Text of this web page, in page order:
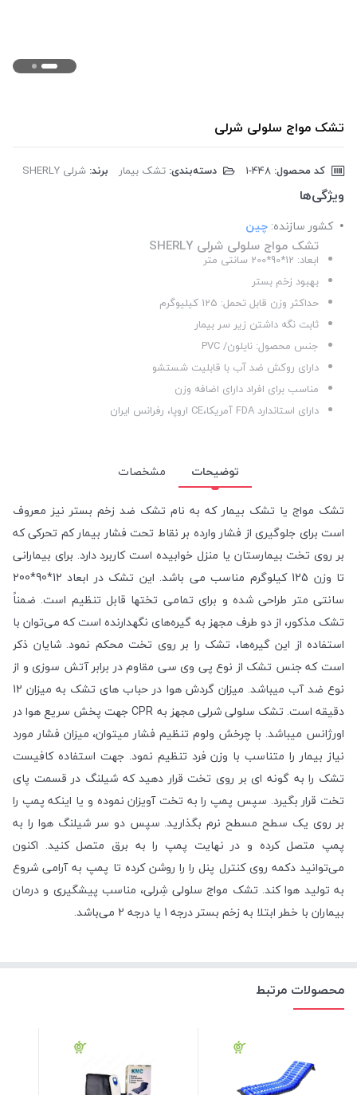
تشک مواج سلولی شرلی
کد محصول: دسته‌بندی: تشک بیمار برند: شرلی SHERLY
ویژگی‌ها
کشور سازنده: چین
تشک مواج سلولی شرلی SHERLY
ابعاد: 12*90*200 سانتی متر
بهبود زخم بستر
حداکثر وزن قابل تحمل: 125 کیلیوگرم
ثابت نگه داشتن زیر سر بیمار
جنس محصول: نایلون/ PVC
دارای روکش ضد آب با قابلیت شستشو
مناسب برای افراد دارای اضافه وزن
دارای استاندارد FDA آمریکا،CE اروپا، رفرانس ایران
توضیحات
مشخصات
تشک مواج یا تشک بیمار که به نام تشک ضد زخم بستر نیز معروف
است برای جلوگیری از فشار وارده بر نقاط تحت فشار بیمار کم تحرکی که
بر روی تخت بیمارستان یا منزل خوابیده است کاربرد دارد. برای بیمارانی
تا وزن 125 کیلوگرم مناسب می باشد. این تشک در ابعاد 12*90*200
سانتی متر طراحی شده و برای تمامی تختها قابل تنظیم است. ضمناً
تشک مذکور، از دو طرف مجهز به گیره‌های نگهدارنده است که می‌توان با
استفاده از این گیره‌ها، تشک را بر روی تخت محکم نمود. شایان ذکر
است که جنس تشک از نوع پی وی سی مقاوم در برابر آتش سوزی و از
نوع ضد آب میباشد. میزان گردش هوا در حباب های تشک به میزان 12
دقیقه است. تشک سلولی شرلی مجهز به CPR جهت پخش سریع هوا در
اورژانس میباشد. با چرخش ولوم تنظیم فشار میتوان، میزان فشار مورد
نیاز بیمار را متناسب با وزن فرد تنظیم نمود. جهت استفاده کافیست
تشک را به گونه ای بر روی تخت قرار دهید که شیلنگ در قسمت پای
تخت قرار بگیرد. سپس پمپ را به تخت آویزان نموده و یا اینکه پمپ را
بر روی یک سطح مسطح نرم بگذارید. سپس دو سر شیلنگ هوا را به
پمپ متصل کرده و در نهایت پمپ را به برق متصل کنید. اکنون
می‌توانید دکمه روی کنترل پنل را را روشن کرده تا پمپ به آرامی شروع
به تولید هوا کند. تشک مواج سلولی شِرلی، مناسب پیشگیری و درمان
بیماران با خطر ابتلا به زخم بستر درجه 1 یا درجه 2 می‌باشد.
محصولات مرتبط